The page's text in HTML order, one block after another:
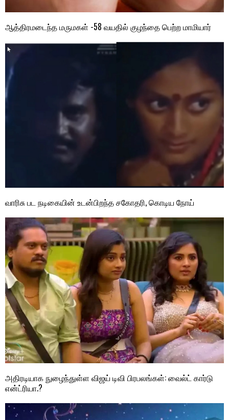
ஆத்திரமடைந்த மருமகள் -58 வயதில் குழந்தை பெற்ற மாமியார்
வாரிசு பட நடிகையின் உடன்பிறந்த சகோதரி, கொடிய நோய்
அதிரடியாக நுழைந்துள்ள விஜய் டிவி பிரபலங்கள்: வைல்ட் கார்டு
என்ட்ரியா.?